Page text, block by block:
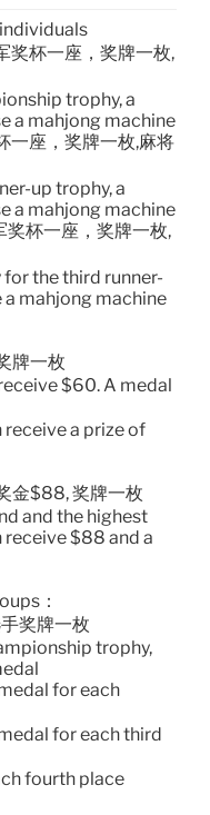
杯一座，奖牌一枚,
trophy, a
a mahjong machine
座，奖牌一枚,麻将
up trophy, a
a mahjong machine
杯一座，奖牌一枚,
the third runner-
a mahjong machine
牌一枚
$60. A medal
a prize of
金$88, 奖牌一枚
and the highest
receive $88 and a
：
奖牌一枚
trophy,
for each
for each third
fourth place